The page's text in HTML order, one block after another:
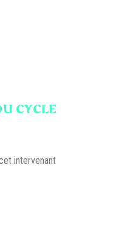
CYCLE
intervenant